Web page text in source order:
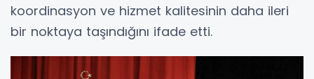
koordinasyon ve hizmet kalitesinin daha ileri
bir noktaya taşındığını ifade etti.